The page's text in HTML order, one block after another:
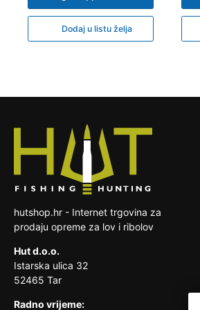
Dodaj u listu želja
hutshop.hr - Internet trgovina za
prodaju opreme za lov i ribolov
Hut d.o.o.
Istarska ulica 32
52465 Tar
Radno vrijeme: